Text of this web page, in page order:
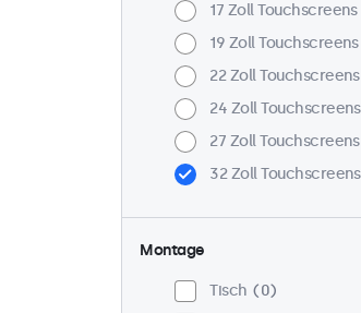
17 Zoll Touchscreens
19 Zoll Touchscreens
22 Zoll Touchscreens
24 Zoll Touchscreens
27 Zoll Touchscreens
32 Zoll Touchscreens
Montage
Tisch
0